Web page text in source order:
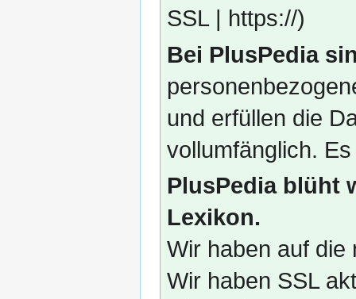
SSL | https://)
Bei PlusPedia
und erfüllen die
vollumfänglich.
PlusPedia blüht
Lexikon.
Wir haben auf die
Wir haben SSL